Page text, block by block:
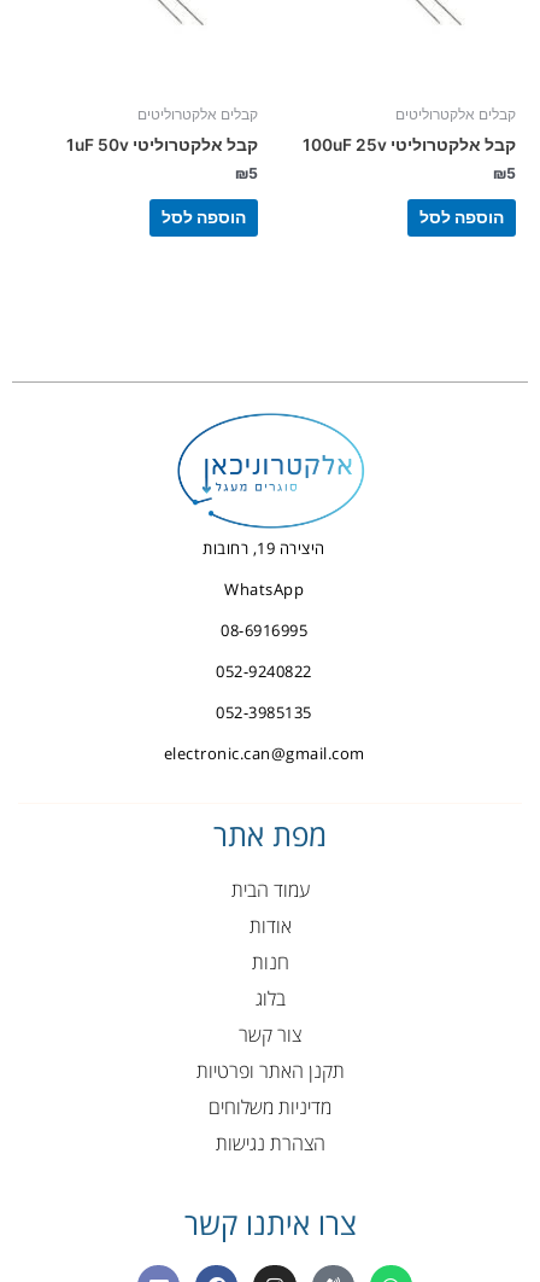
קבלים אלקטרוליטים
קבל אלקטרוליטי 100uF 25v
₪5
הוספה לסל
קבלים אלקטרוליטים
קבל אלקטרוליטי 1uF 50v
₪5
הוספה לסל
היצירה 19, רחובות
WhatsApp
08-6916995
052-9240822
052-3985135
electronic.can@gmail.com
מפת אתר
עמוד הבית
אודות
חנות
בלוג
צור קשר
תקנן האתר ופרטיות
מדיניות משלוחים
הצהרת נגישות
צרו איתנו קשר
W
P
I
F
E